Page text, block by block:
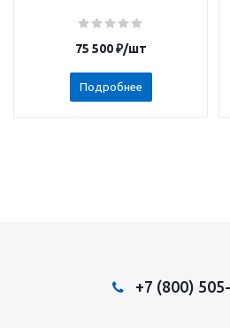
75 500₽/шт
Подробнее
+7 (800)